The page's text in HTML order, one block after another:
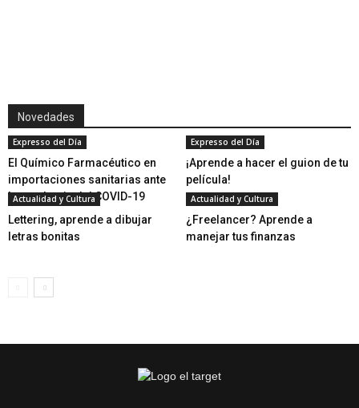
Novedades
Expresso del Día
El Químico Farmacéutico en
importaciones sanitarias ante
la pandemia del COVID-19
Expresso del Día
¡Aprende a hacer el guion de tu
película!
Actualidad y Cultura
Lettering, aprende a dibujar
letras bonitas
Actualidad y Cultura
¿Freelancer? Aprende a
manejar tus finanzas